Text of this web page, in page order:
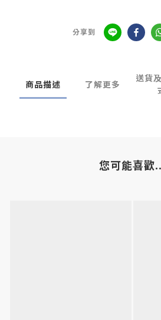
分享到
商品描述 了解更多
送貨
您可能喜歡